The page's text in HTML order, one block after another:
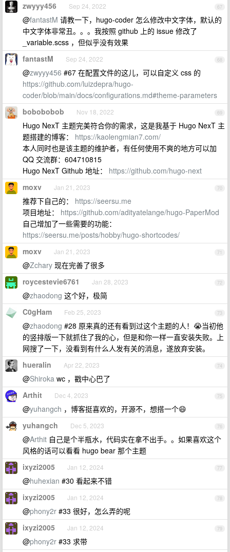
67
zwyyy456 Sep 24, 2022
@fantastM 请教一下，hugo-coder 怎么修改中文字体，默认的
中文字体非常丑。。。我按照 github 上的 issue 修改了
_variable.scss ，但似乎没有效果
68
fantastM Sep 24, 2022
@zwyyy456 #67 在配置文件的这儿，可以自定义 css 的
https://github.com/luizdepra/hugo-
coder/blob/main/docs/configurations.md#theme-parameters
69
bobobobob Nov 18, 2022
Hugo NexT 主题完美符合你的需求，这是我基于 Hugo NexT 主
题搭建的博客： https://kaolengmian7.com/
本人同时也是该主题的维护者，有任何使用不爽的地方可以加
QQ 交流群：604710815
Hugo NexT Github 地址： https://github.com/hugo-next
70
moxv Jan 21, 2023
推荐下自己的： https://seersu.me
项目地址： https://github.com/adityatelange/hugo-PaperMod
自己增加了一些需要的功能：
https://seersu.me/posts/hobby/hugo-shortcodes/
71
moxv Jan 21, 2023
@Zchary 现在完善了很多
72
roycestevie6761 Jan 28, 2023
@zhaodong 这个好，极简
73
C0gHam Feb 25, 2023
@zhaodong #28 原来真的还有看到过这个主题的人！😭当初他
的竖排版一下就抓住了我的心，但是和你一样一直安装失败。上
网搜了一下，没看到有什么人发有关的消息，遂放弃安装。
74
hueralin Apr 22, 2023
@Shiroka wc ，戳中心巴了
75
Arthit Dec 4, 2023
@yuhangch ，博客挺喜欢的，开源不，想搭一个😄
76
yuhangch Dec 5, 2023
@Arthit 自己是个半瓶水，代码实在拿不出手。。如果喜欢这个
风格的话可以看看 hugo bear 那个主题
77
ixyzi2005 Jan 12, 2024
@huhexian #30 看起来不错
78
ixyzi2005 Jan 12, 2024
@phony2r #33 很好，怎么弄的呢
79
ixyzi2005 Jan 12, 2024
@phony2r #33 求带